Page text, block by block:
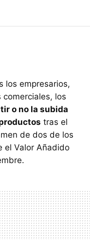
los empresarios,
los
o no la subida
tras el
de dos de los
el Valor Añadido